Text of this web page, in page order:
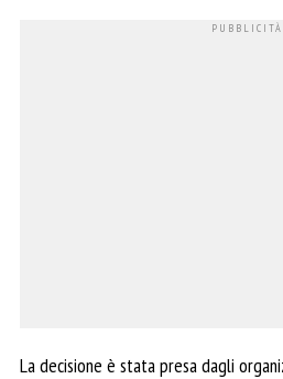
La decisione è stata presa dagli